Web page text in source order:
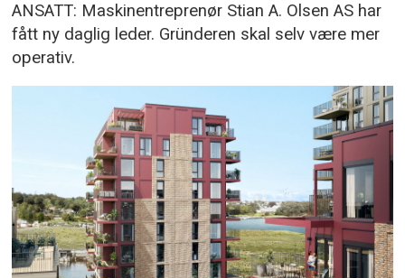
ANSATT: Maskinentreprenør Stian A. Olsen AS har
fått ny daglig leder. Gründeren skal selv være mer
operativ.